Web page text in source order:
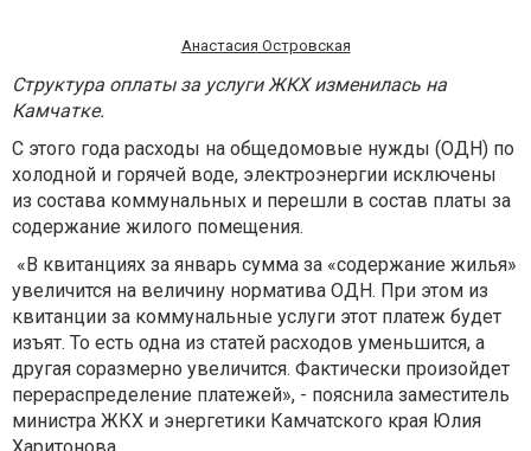
Анастасия Островская
Структура оплаты за услуги ЖКХ изменилась на
Камчатке.
С этого года расходы на общедомовые нужды (ОДН) по
холодной и горячей воде, электроэнергии исключены
из состава коммунальных и перешли в состав платы за
содержание жилого помещения.
«В квитанциях за январь сумма за «содержание жилья»
увеличится на величину норматива ОДН. При этом из
квитанции за коммунальные услуги этот платеж будет
изъят. То есть одна из статей расходов уменьшится, а
другая соразмерно увеличится. Фактически произойдет
перераспределение платежей», - пояснила заместитель
министра ЖКХ и энергетики Камчатского края Юлия